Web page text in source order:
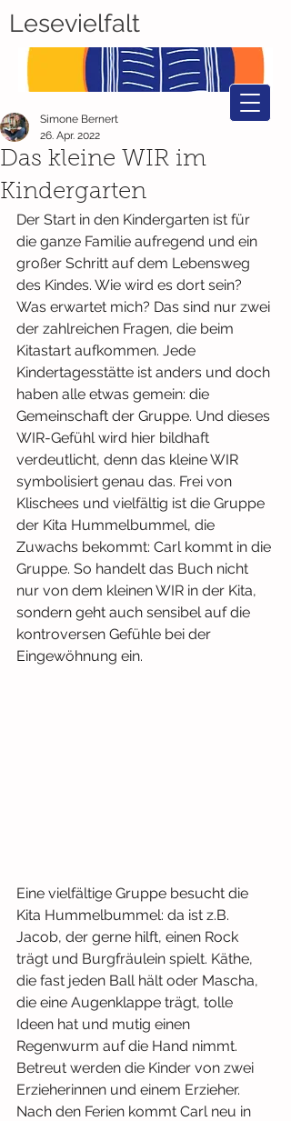
Lesevielfalt
Das kleine WIR im
Kindergarten
Simone Bernert
26. Apr. 2022
Der Start in den Kindergarten ist für
die ganze Familie aufregend und ein
großer Schritt auf dem Lebensweg
des Kindes. Wie wird es dort sein?
Was erwartet mich? Das sind nur zwei
der zahlreichen Fragen, die beim
Kitastart aufkommen. Jede
Kindertagesstätte ist anders und doch
haben alle etwas gemein: die
Gemeinschaft der Gruppe. Und dieses
WIR-Gefühl wird hier bildhaft
verdeutlicht, denn das kleine WIR
symbolisiert genau das. Frei von
Klischees und vielfältig ist die Gruppe
der Kita Hummelbummel, die
Zuwachs bekommt: Carl kommt in die
Gruppe. So handelt das Buch nicht
nur von dem kleinen WIR in der Kita,
sondern geht auch sensibel auf die
kontroversen Gefühle bei der
Eingewöhnung ein.
Eine vielfältige Gruppe besucht die
Kita Hummelbummel: da ist z.B.
Jacob, der gerne hilft, einen Rock
trägt und Burgfräulein spielt. Käthe,
die fast jeden Ball hält oder Mascha,
die eine Augenklappe trägt, tolle
Ideen hat und mutig einen
Regenwurm auf die Hand nimmt.
Betreut werden die Kinder von zwei
Erzieherinnen und einem Erzieher.
Nach den Ferien kommt Carl neu in